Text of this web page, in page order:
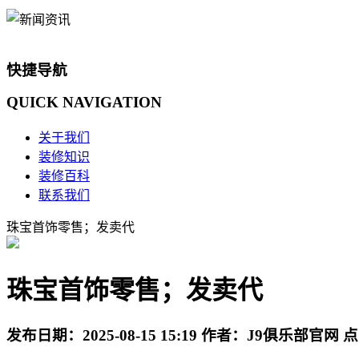
快捷导航
QUICK NAVIGATION
关于我们
装修知识
装修百科
联系我们
珠宝首饰零售；发卖代
珠宝首饰零售；发卖代
发布日期： 2025-08-15 15:19 作者： J9俱乐部官网